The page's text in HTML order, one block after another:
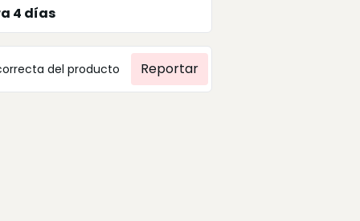
4 días
del producto Reportar